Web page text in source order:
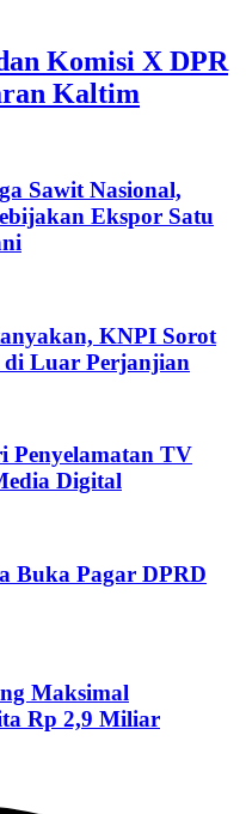
Komisi X DPR
Kaltim
Sawit Nasional,
Ekspor Satu
KNPI Sorot
di Luar Perjanjian
TV
Digital
Buka Pagar DPRD
Maksimal
Rp 2,9 Miliar